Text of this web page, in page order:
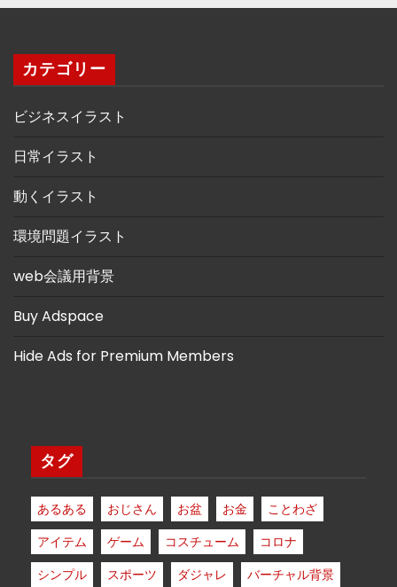
カテゴリー
ビジネスイラスト
日常イラスト
動くイラスト
環境問題イラスト
web会議用背景
Buy Adspace
Hide Ads for Premium Members
タグ
あるある おじさん お盆 お金
ことわざ
アイテム
ゲーム コスチューム
コロナ
シンプル
スポーツ ダジャレ
バーチャル背景